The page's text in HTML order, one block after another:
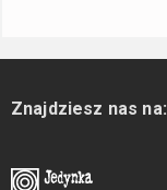
Znajdziesz nas na: